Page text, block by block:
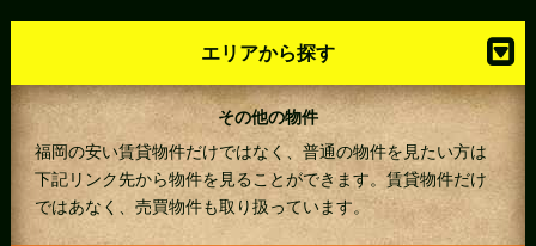
エリアから探す
その他の物件
福岡の安い賃貸物件だけではなく、普通の物件を見たい方は
下記リンク先から物件を見ることができます。賃貸物件だけ
ではあなく、売買物件も取り扱っています。